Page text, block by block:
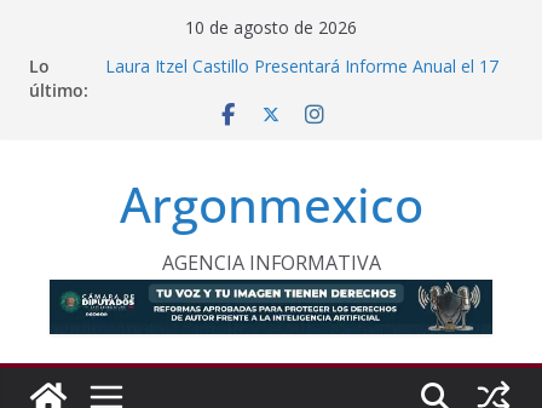
contenido
10 de agosto de 2026
Lo
último:
Laura Itzel Castillo Presentará Informe Anual el 17
Inaugura Clara Brugada Utopía “Elena Poniatowska
Permanente en México
Refuerzan Abasto de Agua en Acapulco Ante
Lluvias Intensas
INE Defiende Contrato con Territorium Life y Niega
Incumplimientos
Argonmexico
AGENCIA INFORMATIVA